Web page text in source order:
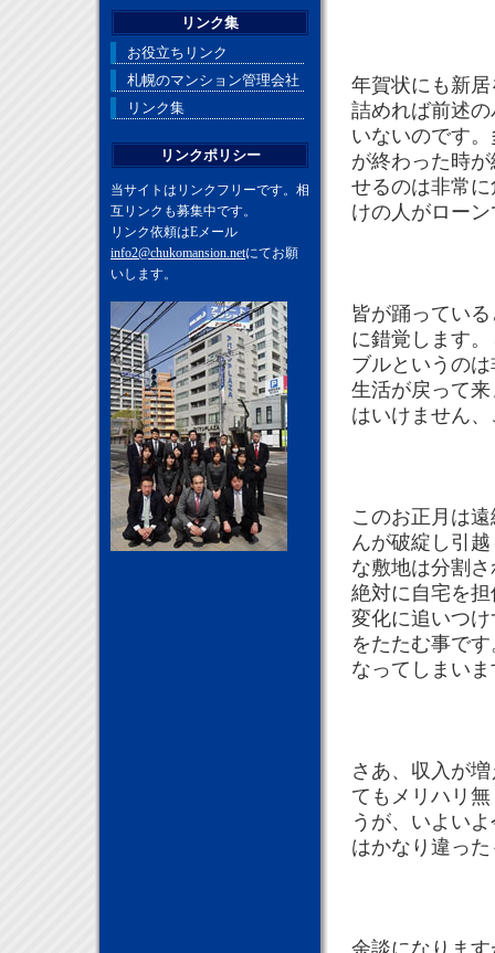
年賀状にも新
詰めれば前述
いないのです
が終わった時
せるのは非常
けの人がロー
皆が踊ってい
に錯覚します
ブルというの
生活が戻って
はいけません
このお正月は
んが破綻し引
な敷地は分割
絶対に自宅を
変化に追いつ
をたたむ事で
なってしまいま
さあ、収入が
てもメリハリ
うが、いよい
はかなり違っ
余談になりま
リンク集
お役立ちリンク
札幌のマンション管理会社
リンク集
リンクポリシー
当サイトはリンクフリーです。相
互リンクも募集中です。
リンク依頼はEメール
info2@chukomansion.netにてお願
いします。